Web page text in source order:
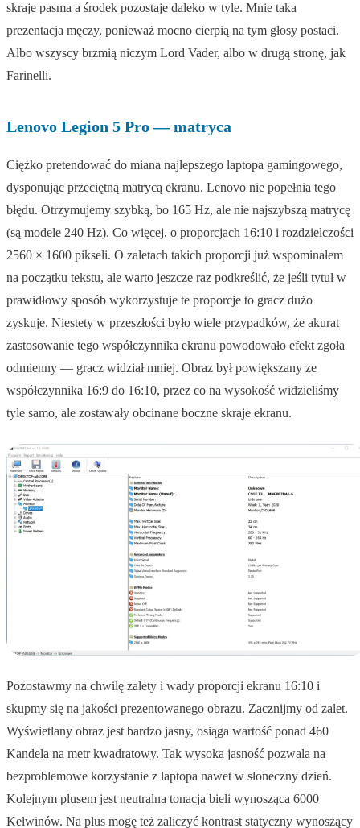
skraje pasma a środek pozostaje daleko w tyle. Mnie taka
prezentacja męczy, ponieważ mocno cierpią na tym głosy postaci.
Albo wszyscy brzmią niczym Lord Vader, albo w drugą stronę, jak
Farinelli.
Lenovo Legion 5 Pro — matryca
Ciężko pretendować do miana najlepszego laptopa gamingowego,
dysponując przeciętną matrycą ekranu. Lenovo nie popełnia tego
błędu. Otrzymujemy szybką, bo 165 Hz, ale nie najszybszą matrycę
(są modele 240 Hz). Co więcej, o proporcjach 16:10 i rozdzielczości
2560 × 1600 pikseli. O zaletach takich proporcji już wspominałem
na początku tekstu, ale warto jeszcze raz podkreślić, że jeśli tytuł w
prawidłowy sposób wykorzystuje te proporcje to gracz dużo
zyskuje. Niestety w przeszłości było wiele przypadków, że akurat
zastosowanie tego współczynnika ekranu powodowało efekt zgoła
odmienny — gracz widział mniej. Obraz był powiększany ze
współczynnika 16:9 do 16:10, przez co na wysokość widzieliśmy
tyle samo, ale zostawały obcinane boczne skraje ekranu.
Pozostawmy na chwilę zalety i wady proporcji ekranu 16:10 i
skupmy się na jakości prezentowanego obrazu. Zacznijmy od zalet.
Wyświetlany obraz jest bardzo jasny, osiąga wartość ponad 460
Kandela na metr kwadratowy. Tak wysoka jasność pozwala na
bezproblemowe korzystanie z laptopa nawet w słoneczny dzień.
Kolejnym plusem jest neutralna tonacja bieli wynosząca 6000
Kelwinów. Na plus mogę też zaliczyć kontrast statyczny wynoszący